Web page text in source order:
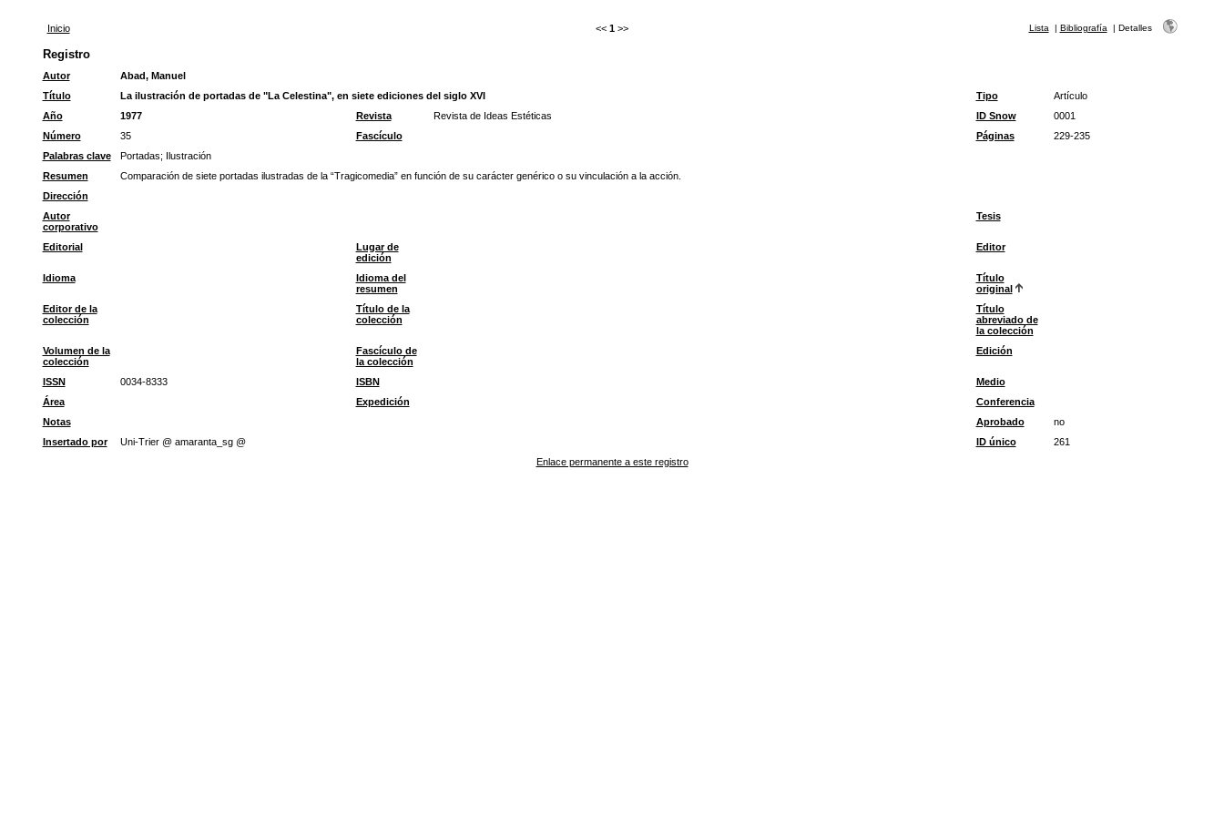
Inicio << 1 >> Lista | Bibliografía | Detalles
Registro
Autor
Abad, Manuel
Título
La ilustración de portadas de "La Celestina", en siete ediciones del siglo XVI Tipo
Artículo
Año
1977 Revista Revista de Ideas Estéticas ID Snow
0001
Número
35 Fascículo Páginas
229-235
Palabras clave
Portadas; Ilustración
Resumen
Comparación de siete portadas ilustradas de la “Tragicomedia” en función de su carácter genérico o su vinculación a la acción.
Dirección
Autor
corporativo
Tesis
Editorial
Lugar de
edición
Editor
Idioma
Idioma del
resumen
Título
original
Editor de la
colección
Título de la
colección
Título
abreviado de
la colección
Volumen de la
colección
Fascículo de
la colección
Edición
ISSN 0034-8333 ISBN
Medio
Área
Expedición
Conferencia
Notas
Aprobado
no
Insertado por
Uni-Trier @ amaranta_sg @ ID único
261
Enlace permanente a este registro